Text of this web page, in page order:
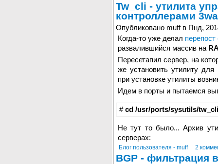
Tw_cli - утилита
контроллерами
Опубликовано muff в Пнд,
Когда-то уже делал перепост
развалившийся массив на
Пересетапил сервер, на
же установить утилиту
при установке утилиты
Идем в порты и пытаемся
#cd /usr/ports/sysutils/
Не тут то было... Архив
серверах:
Блог пользователя - muff 2
BGP - фильтрация